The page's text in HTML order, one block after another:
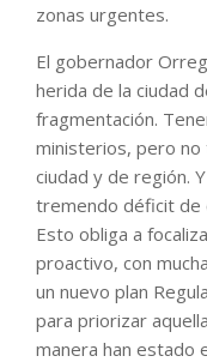
zonas urgentes.
El gobernador
herida de la ciudad
fragmentación.
ministerios, pero no
ciudad y de región.
tremendo déficit de
Esto obliga a
proactivo, con
un nuevo plan
para priorizar
manera han estado